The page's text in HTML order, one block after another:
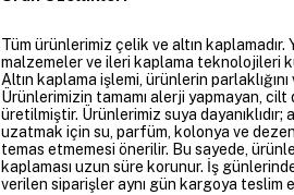
Tüm ürünlerimiz çelik ve altın
malzemeler ve ileri kaplama teknolojileri
Altın kaplama işlemi, ürünlerin parlaklığını
Ürünlerimizin tamamı alerji yapmayan,
üretilmiştir. Ürünlerimiz suya dayanıklıdır;
uzatmak için su, parfüm, kolonya ve
temas etmemesi önerilir. Bu sayede,
kaplaması uzun süre korunur. İş
verilen siparişler aynı gün kargoya teslim